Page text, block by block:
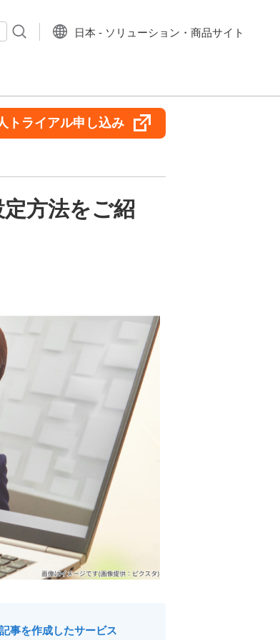
日本 - ソリューション・商品サイト
トライアル申し込み
方法をご紹
事を作成したサービス